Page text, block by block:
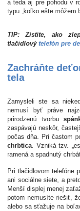
a teda aj pre pohodu v
typu „koľko ešte môžem
TIP: Zistite, ako
tlačidlový telefón pre
Zachráňte
tela
Zamysleli ste sa
nemusí byť práve
prirodzenú tvorbu
zaspávajú neskôr,
počas dňa. Pri častom
chrbtica. Vzniká tzv.
ramená a spadnutý
Pri tlačidlovom telefóne
ani sociálne siete, a
Menší displej menej
potom nemusíte riešiť,
alebo sa sťažuje na